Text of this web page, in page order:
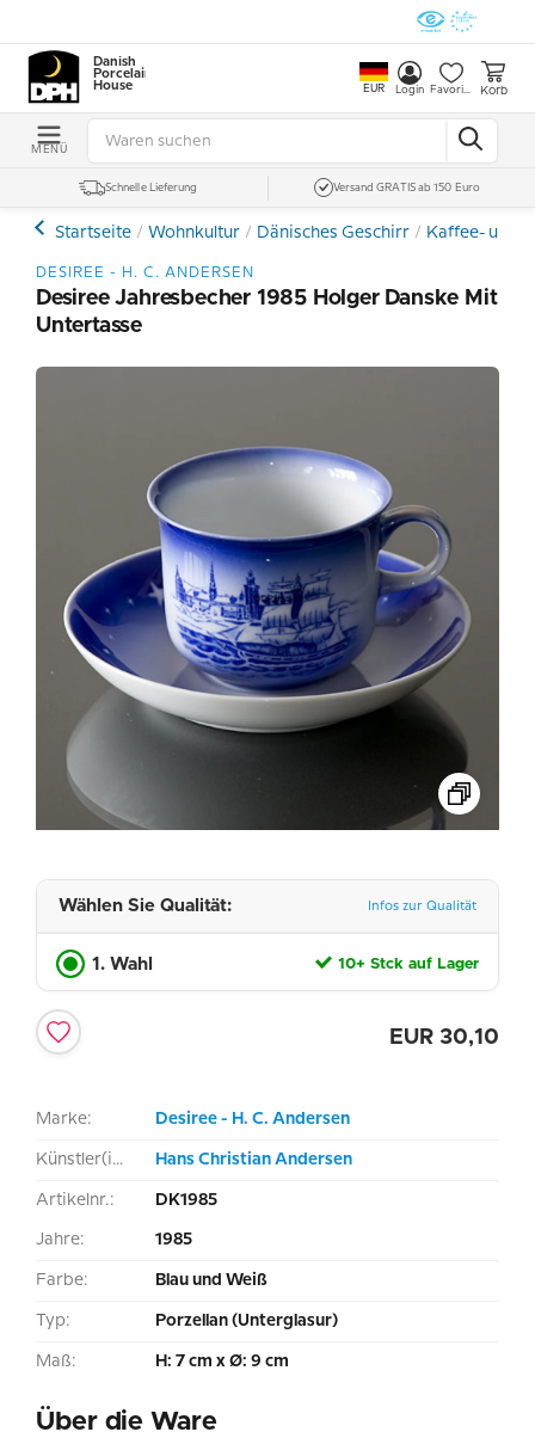
Danish
Porcelain
House
EUR Login Favoriten Korb
MENÜ
Schnelle Lieferung Versand GRATIS ab 150 Euro
Startseite Wohnkultur Dänisches Geschirr Kaffee- und
DESIREE - H. C. ANDERSEN
Desiree Jahresbecher 1985 Holger Danske Mit
Untertasse
Wählen Sie Qualität: Infos zur Qualität
1. Wahl 10+ Stck auf Lager
EUR 30,10
Marke: Desiree - H. C. Andersen
Künstler(in): Hans Christian Andersen
Artikelnr.: DK1985
Jahre: 1985
Farbe: Blau und Weiß
Typ: Porzellan (Unterglasur)
Maß: H: 7 cm x Ø: 9 cm
Über die Ware